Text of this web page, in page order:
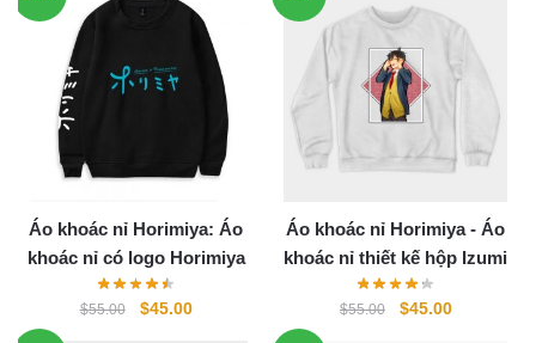
$55.00.$45.00.
Áo khoác nỉ Horimiya: Áo
khoác nỉ có logo Horimiya
$55.00
Original
$45.00Current
Áo khoác nỉ Horimiya - Áo
khoác nỉ thiết kế hộp Izumi
$55.00
Original
$45.00Current